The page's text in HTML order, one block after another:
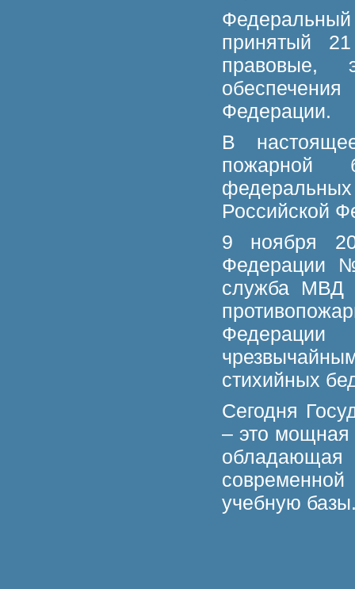
принятый
правовые,
Федерации.
В
пожарной
Российской
9 ноября
Федерации №
служба МВД
стихийных
Сегодня
– это мощная
учебную